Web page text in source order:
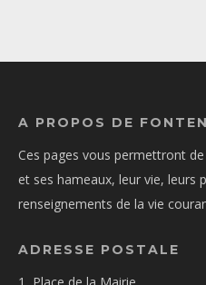
A PROPOS DE
Ces pages vous permettront
et ses hameaux, leur vie,
renseignements de la vie
ADRESSE POSTALE